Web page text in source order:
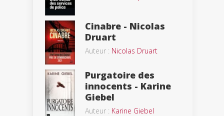
Cinabre - Nicolas
Druart
Auteur : Nicolas Druart
Purgatoire des
innocents - Karine
Giebel
Auteur : Karine Giebel